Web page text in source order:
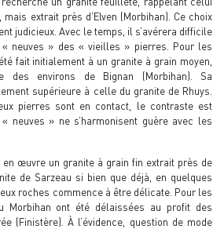
mais extrait près d’Elven (Morbihan). Ce choix
judicieux. Avec le temps, il s’avérera difficile
neuves » des « vieilles » pierres. Pour les
fait initialement à un granite à grain moyen,
des environs de Bignan (Morbihan). Sa
supérieure à celle du granite de Rhuys.
pierres sont en contact, le contraste est
neuves » ne s’harmonisent guère avec les
œuvre un granite à grain fin extrait près de
de Sarzeau si bien que déjà, en quelques
roches commence à être délicate. Pour les
Morbihan ont été délaissées au profit des
(Finistère). À l’évidence, question de mode